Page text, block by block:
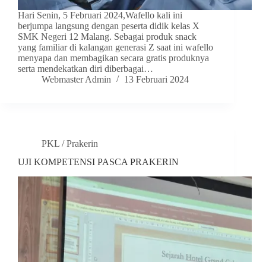
Hari Senin, 5 Februari 2024,Wafello kali ini
berjumpa langsung dengan peserta didik kelas X
SMK Negeri 12 Malang. Sebagai produk snack
yang familiar di kalangan generasi Z saat ini wafello
menyapa dan membagikan secara gratis produknya
serta mendekatkan diri diberbagai…
Webmaster Admin
13 Februari 2024
PKL / Prakerin
UJI KOMPETENSI PASCA PRAKERIN